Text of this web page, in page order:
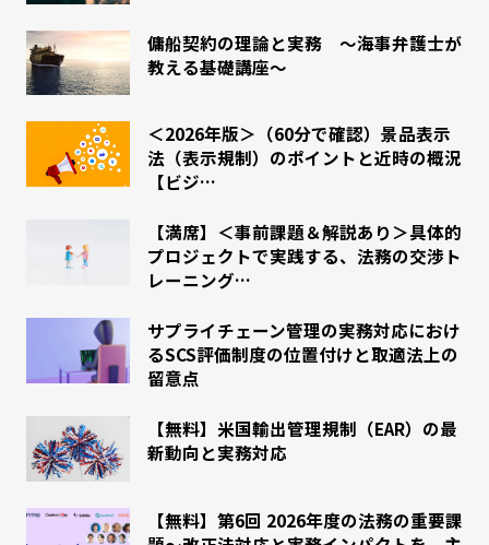
傭船契約の理論と実務 ～海事弁護士が
教える基礎講座～
＜2026年版＞（60分で確認）景品表示
法（表示規制）のポイントと近時の概況
【ビジ…
【満席】＜事前課題＆解説あり＞具体的
プロジェクトで実践する、法務の交渉ト
レーニング…
サプライチェーン管理の実務対応におけ
るSCS評価制度の位置付けと取適法上の
留意点
【無料】米国輸出管理規制（EAR）の最
新動向と実務対応
【無料】第6回 2026年度の法務の重要課